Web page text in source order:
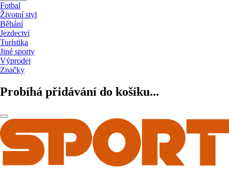
Fotbal
Životní styl
Běhání
Jezdectví
Turistika
Jiné sporty
Výprodej
Značky
Probíhá přidávání do košíku...